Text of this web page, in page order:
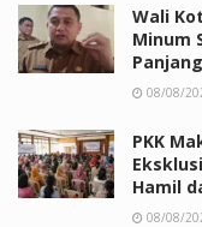
Wali
Minum
08/08/
PKK
Hamil
08/08/